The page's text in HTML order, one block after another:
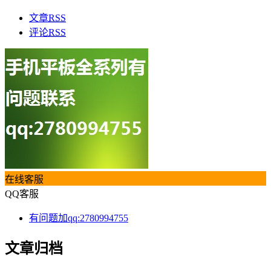
文章RSS
评论RSS
在线客服
QQ客服
有问题加qq:2780994755
文章归档